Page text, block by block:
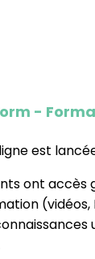
-
est
ont accès
(vidéos,